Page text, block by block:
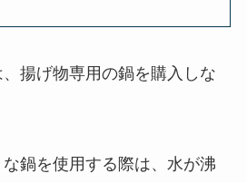
揚げ物専用の鍋を購入しな
鍋を使用する際は、水が沸